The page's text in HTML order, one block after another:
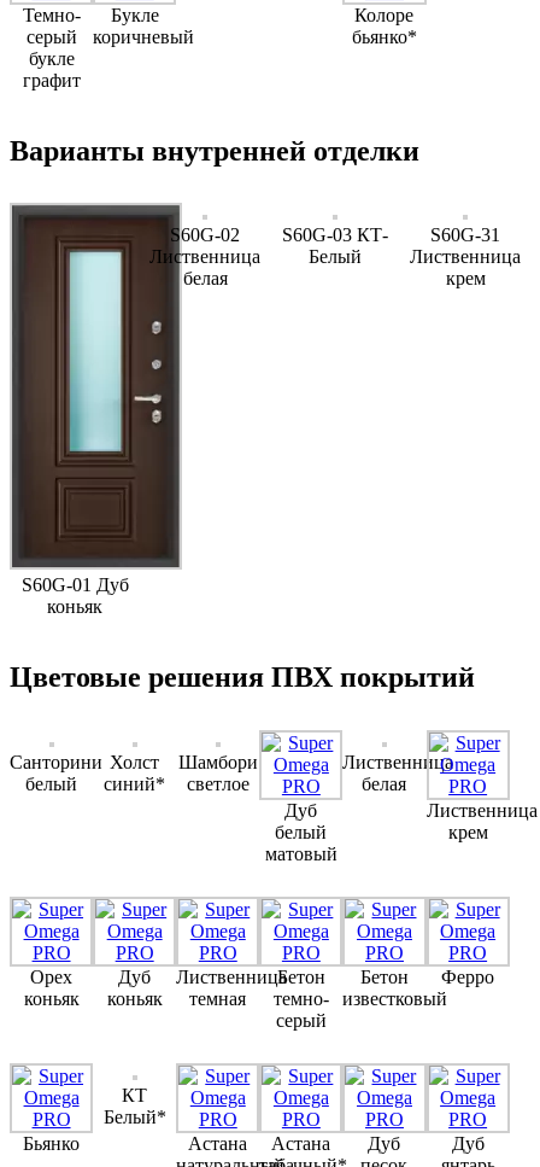
Темно-
серый
букле
графит
Букле
коричневый
Колоре
бьянко*
Варианты внутренней отделки
S60G-01 Дуб
коньяк
S60G-02
Лиственница
белая
S60G-03 КТ-
Белый
S60G-31
Лиственница
крем
Цветовые решения ПВХ покрытий
Санторини
белый
Холст
синий*
Шамбори
светлое
Дуб
белый
матовый
Лиственница
белая
Лиственница
крем
Орех
коньяк
Дуб
коньяк
Лиственница
темная
Бетон
темно-
серый
Бетон
известковый
Ферро
Бьянко
КТ
Белый*
Астана
Астана
Дуб
Дуб